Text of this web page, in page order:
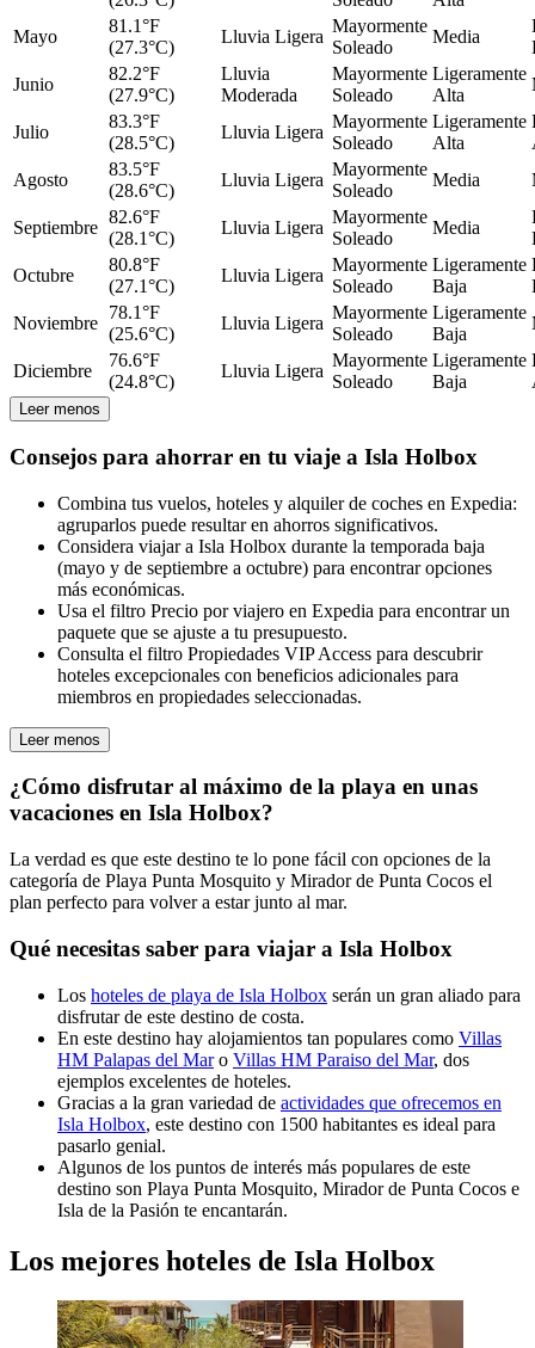
Mayo
81.1°F
(27.3°C)
Lluvia Ligera
Mayormente
Soleado
Media
Junio
82.2°F
(27.9°C)
Lluvia
Moderada
Mayormente
Soleado
Ligeramente
Alta
Julio
83.3°F
(28.5°C)
Lluvia Ligera
Mayormente
Soleado
Ligeramente
Alta
Agosto
83.5°F
(28.6°C)
Lluvia Ligera
Mayormente
Soleado
Media
Septiembre
82.6°F
(28.1°C)
Lluvia Ligera
Mayormente
Soleado
Media
Octubre
80.8°F
(27.1°C)
Lluvia Ligera
Mayormente
Soleado
Ligeramente
Baja
Noviembre
78.1°F
(25.6°C)
Lluvia Ligera
Mayormente
Soleado
Ligeramente
Baja
Diciembre
76.6°F
(24.8°C)
Lluvia Ligera
Mayormente
Soleado
Ligeramente
Baja
Leer menos
Consejos para ahorrar en tu viaje a Isla Holbox
Combina tus vuelos, hoteles y alquiler de coches en Expedia:
agruparlos puede resultar en ahorros significativos.
Considera viajar a Isla Holbox durante la temporada baja
(mayo y de septiembre a octubre) para encontrar opciones
más económicas.
Usa el filtro Precio por viajero en Expedia para encontrar un
paquete que se ajuste a tu presupuesto.
Consulta el filtro Propiedades VIP Access para descubrir
hoteles excepcionales con beneficios adicionales para
miembros en propiedades seleccionadas.
Leer menos
¿Cómo disfrutar al máximo de la playa en unas
vacaciones en Isla Holbox?
La verdad es que este destino te lo pone fácil con opciones de la
categoría de Playa Punta Mosquito y Mirador de Punta Cocos el
plan perfecto para volver a estar junto al mar.
Qué necesitas saber para viajar a Isla Holbox
Los hoteles de playa de Isla Holbox serán un gran aliado para
disfrutar de este destino de costa.
En este destino hay alojamientos tan populares como Villas
HM Palapas del Maro Villas HM Paraiso del Mar, dos
ejemplos excelentes de hoteles.
Gracias a la gran variedad de actividades que ofrecemos en
Isla Holbox, este destino con 1500 habitantes es ideal para
pasarlo genial.
Algunos de los puntos de interés más populares de este
destino son Playa Punta Mosquito, Mirador de Punta Cocos e
Isla de la Pasión te encantarán.
Los mejores hoteles de Isla Holbox